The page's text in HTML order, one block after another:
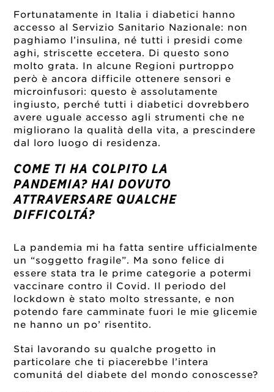
Fortunatamente in Italia i diabetici hanno
accesso al Servizio Sanitario Nazionale: non
paghiamo l’insulina, né tutti i presidi come
aghi, striscette eccetera. Di questo sono
molto grata. In alcune Regioni purtroppo
però è ancora difficile ottenere sensori e
microinfusori: questo è assolutamente
ingiusto, perché tutti i diabetici dovrebbero
avere uguale accesso agli strumenti che ne
migliorano la qualità della vita, a prescindere
dal loro luogo di residenza.
COME TI HA COLPITO LA
PANDEMIA? HAI DOVUTO
ATTRAVERSARE QUALCHE
DIFFICOLTÁ?
La pandemia mi ha fatta sentire ufficialmente
un “soggetto fragile”. Ma sono felice di
essere stata tra le prime categorie a potermi
vaccinare contro il Covid. Il periodo del
lockdown è stato molto stressante, e non
potendo fare camminate fuori le mie glicemie
ne hanno un po’ risentito.
Stai lavorando su qualche progetto in
particolare che ti piacerebbe l’intera
comunitá del diabete del mondo conoscesse?